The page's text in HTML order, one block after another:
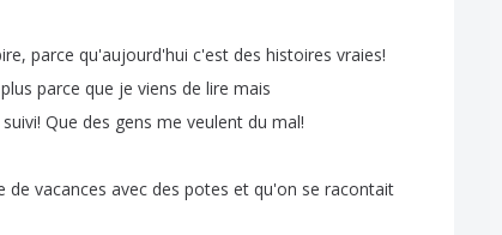
, parce qu'aujourd'hui c'est des histoires vraies!
plus parce que je viens de lire mais
suivi! Que des gens me veulent du mal!
de vacances avec des potes et qu'on se racontait